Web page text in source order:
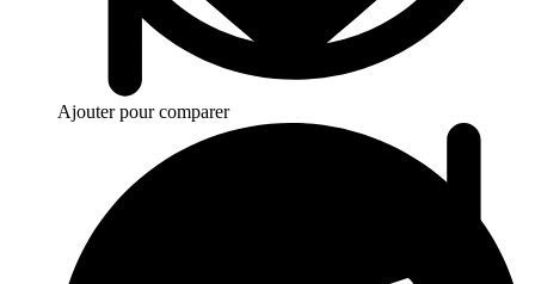
Ajouter pour comparer